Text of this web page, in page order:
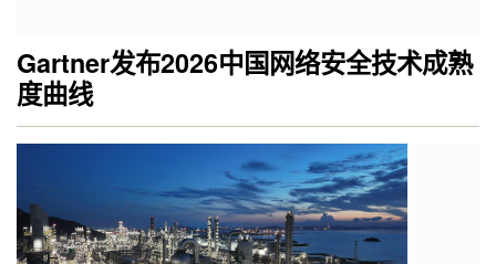
Gartner发布2026中国网络安全技术成熟
度曲线